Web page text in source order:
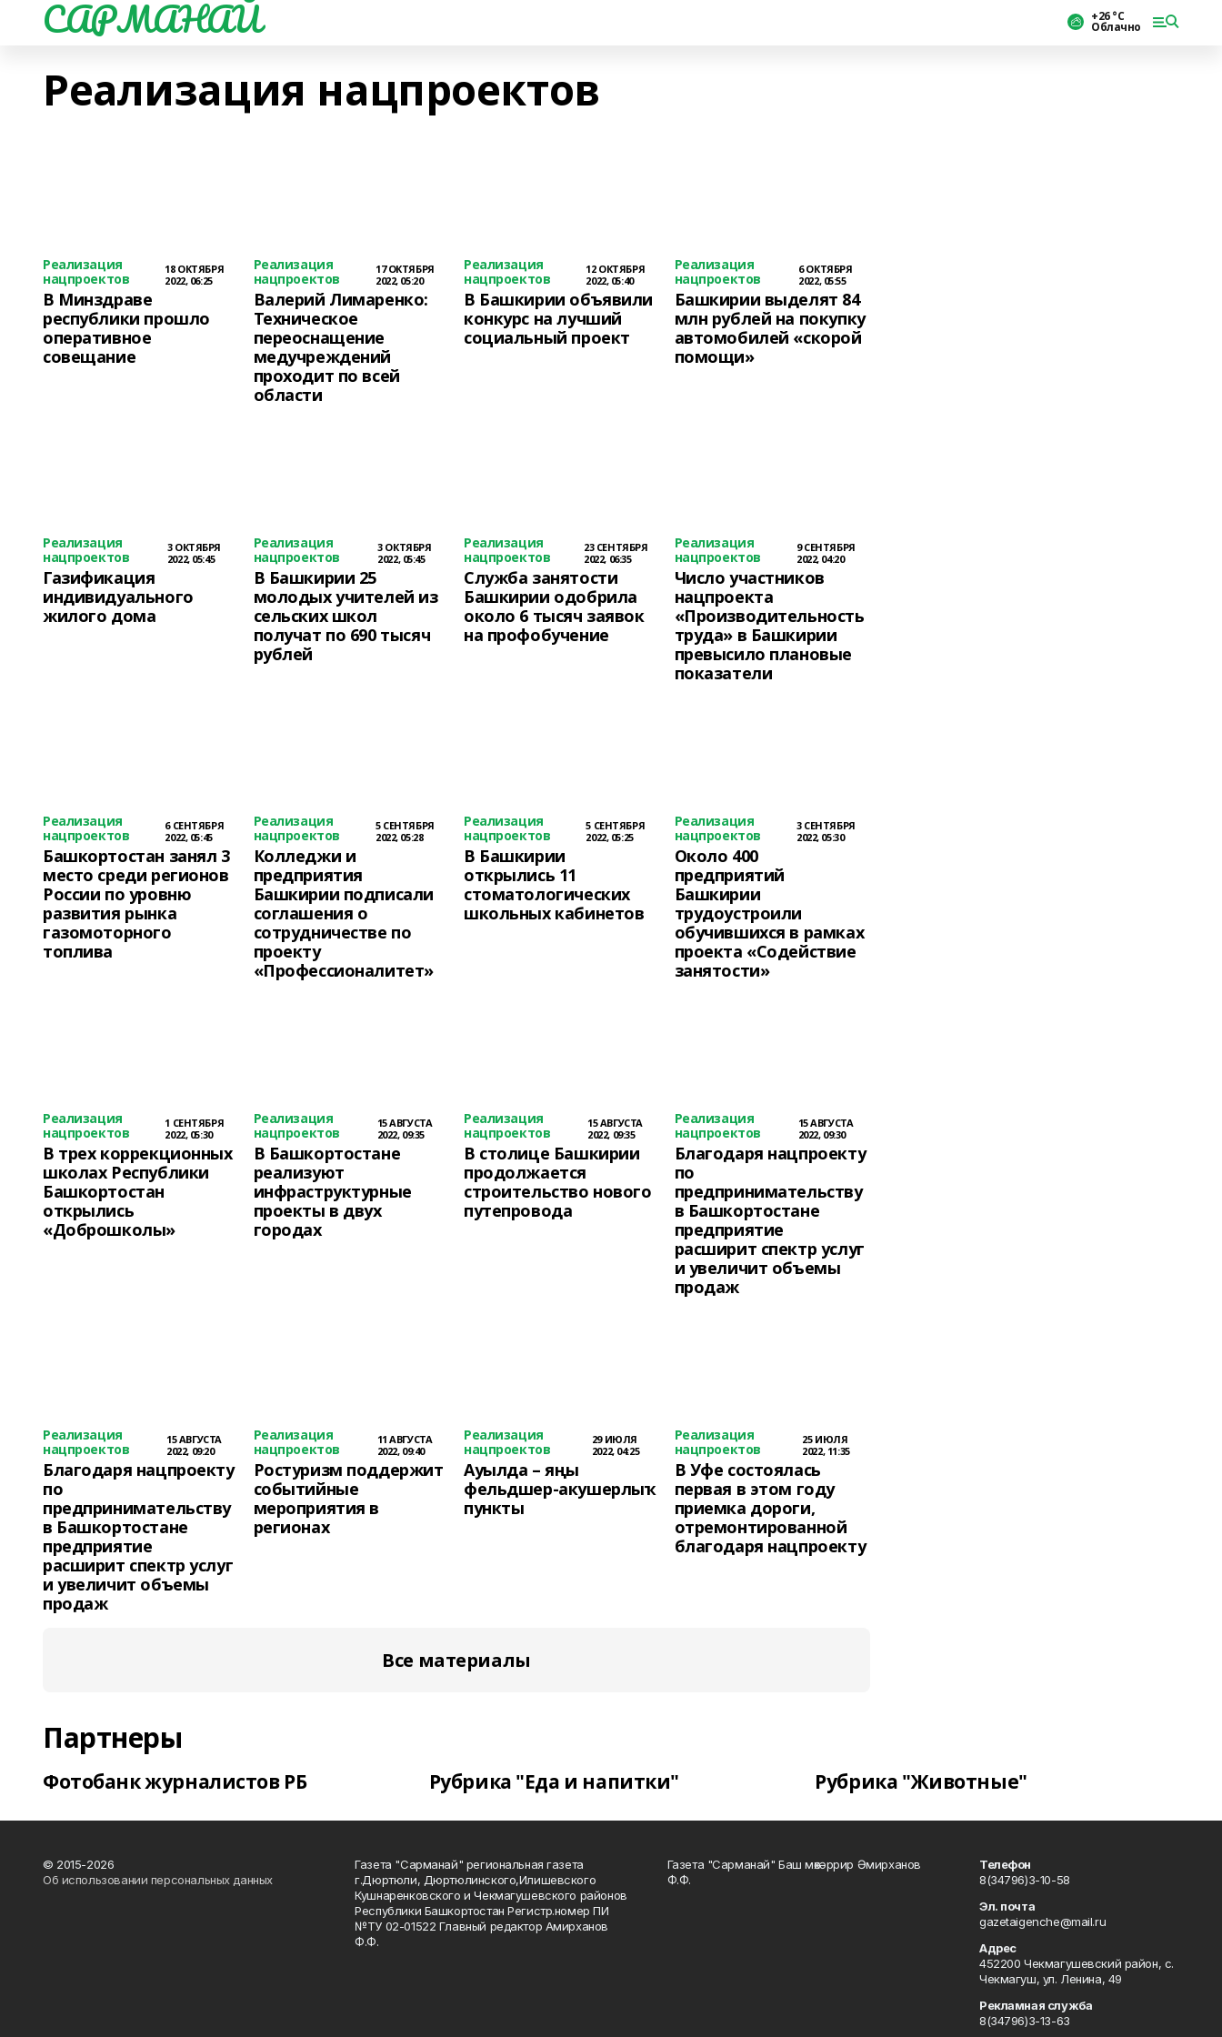
САРМАНАЙ +26 °С
Облачно
Реализация нацпроектов
Реализация
нацпроектов
18 ОКТЯБРЯ
2022, 06:25
В Минздраве
республики прошло
оперативное
совещание
Реализация
нацпроектов
17 ОКТЯБРЯ
2022, 05:20
Валерий Лимаренко:
Техническое
переоснащение
медучреждений
проходит по всей
области
Реализация
нацпроектов
12 ОКТЯБРЯ
2022, 05:40
В Башкирии объявили
конкурс на лучший
социальный проект
Реализация
нацпроектов
6 ОКТЯБРЯ
2022, 05:55
Башкирии выделят 84
млн рублей на покупку
автомобилей «скорой
помощи»
Реализация
нацпроектов
3 ОКТЯБРЯ
2022, 05:45
Газификация
индивидуального
жилого дома
Реализация
нацпроектов
3 ОКТЯБРЯ
2022, 05:45
В Башкирии 25
молодых учителей из
сельских школ
получат по 690 тысяч
рублей
Реализация
нацпроектов
23 СЕНТЯБРЯ
2022, 06:35
Служба занятости
Башкирии одобрила
около 6 тысяч заявок
на профобучение
Реализация
нацпроектов
9 СЕНТЯБРЯ
2022, 04:20
Число участников
нацпроекта
«Производительность
труда» в Башкирии
превысило плановые
показатели
Реализация
нацпроектов
6 СЕНТЯБРЯ
2022, 05:45
Башкортостан занял 3
место среди регионов
России по уровню
развития рынка
газомоторного
топлива
Реализация
нацпроектов
5 СЕНТЯБРЯ
2022, 05:28
Колледжи и
предприятия
Башкирии подписали
соглашения о
сотрудничестве по
проекту
«Профессионалитет»
Реализация
нацпроектов
5 СЕНТЯБРЯ
2022, 05:25
В Башкирии
открылись 11
стоматологических
школьных кабинетов
Реализация
нацпроектов
3 СЕНТЯБРЯ
2022, 05:30
Около 400
предприятий
Башкирии
трудоустроили
обучившихся в рамках
проекта «Содействие
занятости»
Реализация
нацпроектов
1 СЕНТЯБРЯ
2022, 05:30
В трех коррекционных
школах Республики
Башкортостан
открылись
«Доброшколы»
Реализация
нацпроектов
15 АВГУСТА
2022, 09:35
В Башкортостане
реализуют
инфраструктурные
проекты в двух
городах
Реализация
нацпроектов
15 АВГУСТА
2022, 09:35
В столице Башкирии
продолжается
строительство нового
путепровода
Реализация
нацпроектов
15 АВГУСТА
2022, 09:30
Благодаря нацпроекту
по
предпринимательству
в Башкортостане
предприятие
расширит спектр услуг
и увеличит объемы
продаж
Реализация
нацпроектов
15 АВГУСТА
2022, 09:20
Благодаря нацпроекту
по
предпринимательству
в Башкортостане
предприятие
расширит спектр услуг
и увеличит объемы
продаж
Реализация
нацпроектов
11 АВГУСТА
2022, 09:40
Ростуризм поддержит
событийные
мероприятия в
регионах
Реализация
нацпроектов
29 ИЮЛЯ
2022, 04:25
Ауылда – яңы
фельдшер-акушерлыҡ
пункты
Реализация
нацпроектов
25 ИЮЛЯ
2022, 11:35
В Уфе состоялась
первая в этом году
приемка дороги,
отремонтированной
благодаря нацпроекту
Все материалы
Партнеры
Фотобанк журналистов РБ Рубрика "Еда и напитки" Рубрика "Животные"
© 2015-2026
Об использовании персональных данных
Газета "Сарманай" региональная газета
г.Дюртюли, Дюртюлинского,Илишевского
Кушнаренковского и Чекмагушевского районов
Республики Башкортостан Регистр.номер ПИ
№ТУ 02-01522 Главный редактор Амирханов
Ф.Ф.
Газета "Сарманай" Баш мөхәррир Әмирханов
Ф.Ф.
Телефон
8(34796)3-10-58
Эл. почта
gazetaigenche@mail.ru
Адрес
452200 Чекмагушевский район, с.
Чекмагуш, ул. Ленина, 49
Рекламная служба
8(34796)3-13-63